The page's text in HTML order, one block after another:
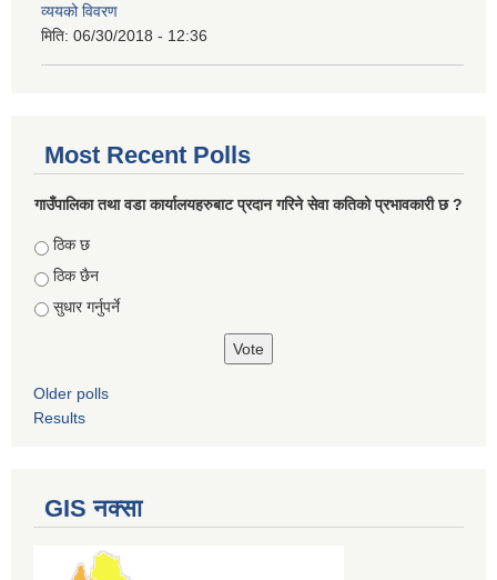
व्ययको विवरण
मिति: 06/30/2018 - 12:36
Most Recent Polls
गाउँपालिका तथा वडा कार्यालयहरुबाट प्रदान गरिने सेवा कतिको प्रभावकारी छ ?
Choices
ठिक छ
ठिक छैन
सुधार गर्नुपर्ने
Older polls
Results
GIS नक्सा